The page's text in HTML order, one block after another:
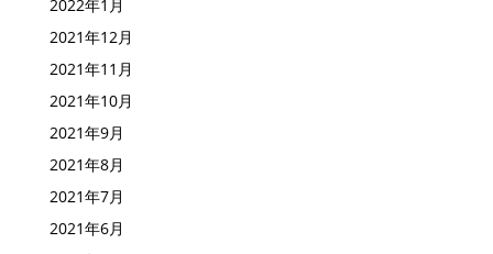
2022年2月
2022年1月
2021年12月
2021年11月
2021年10月
2021年9月
2021年8月
2021年7月